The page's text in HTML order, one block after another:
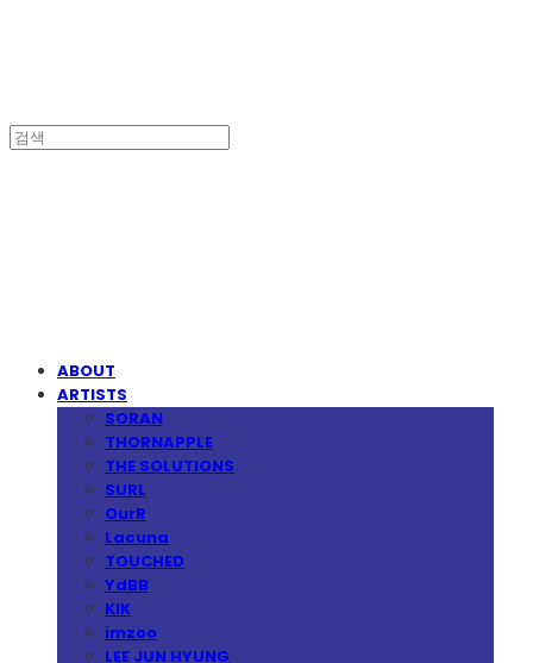
ABOUT
ARTISTS
SORAN
THORNAPPLE
THE SOLUTIONS
SURL
OurR
Lacuna
TOUCHED
YdBB
KIK
imzoo
LEE JUN HYUNG